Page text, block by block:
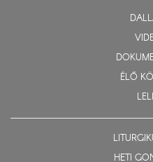
ÉLŐ
HETI